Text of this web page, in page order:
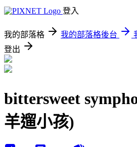
登入
我的部落格 我的部落格後台
登出
bittersweet
羊遛小孩)